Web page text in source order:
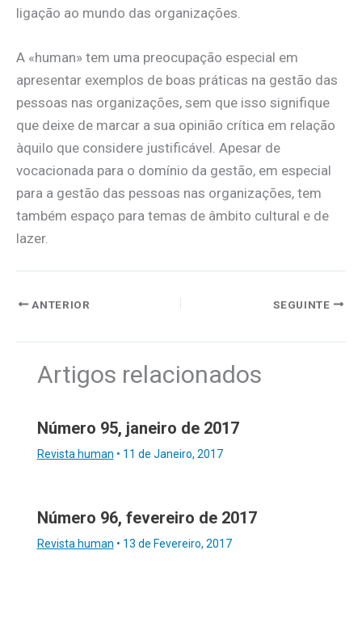
ligação ao mundo das organizações.
A «human» tem uma preocupação especial em
apresentar exemplos de boas práticas na gestão das
pessoas nas organizações, sem que isso signifique
que deixe de marcar a sua opinião crítica em relação
àquilo que considere justificável. Apesar de
vocacionada para o domínio da gestão, em especial
para a gestão das pessoas nas organizações, tem
também espaço para temas de âmbito cultural e de
lazer.
ANTERIOR SEGUINTE
Artigos relacionados
Número 95, janeiro de 2017
Revista human • 11 de Janeiro, 2017
Número 96, fevereiro de 2017
Revista human • 13 de Fevereiro, 2017